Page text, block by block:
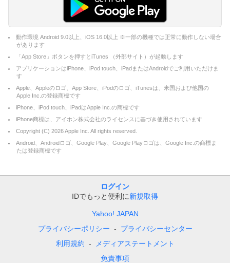
動作環境 Android 9.0以上、iOS 16.0以上 ※一部の機種では正常に動作しない場合
があります
「App Store」ボタンを押すとiTunes （外部サイト）が起動します
アプリケーションはiPhone、iPod touch、iPadまたはAndroidでご利用いただけま
す
Apple、Appleのロゴ、App Store、iPodのロゴ、iTunesは、米国および他国の
Apple Inc.の登録商標です
iPhone、iPod touch、iPadはApple Inc.の商標です
iPhone商標は、アイホン株式会社のライセンスに基づき使用されています
Copyright (C) 2026Apple Inc. All rights reserved.
Android、Androidロゴ、Google Play、Google Playロゴは、Google Inc.の商標ま
たは登録商標です
ログイン
IDでもっと便利に新規取得
Yahoo! JAPAN
プライバシーポリシー
プライバシーセンター
利用規約
メディアステートメント
免責事項